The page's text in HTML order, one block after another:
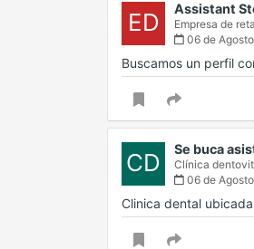
ED Assistant
Empresa de
06 de
Buscamos un perfil
CD Se buca
Clínica
06 de
Clinica dental